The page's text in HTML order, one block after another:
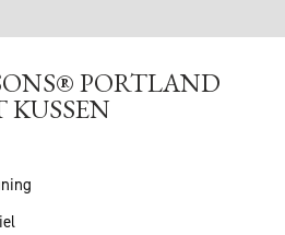
PORTLAND
KUSSEN